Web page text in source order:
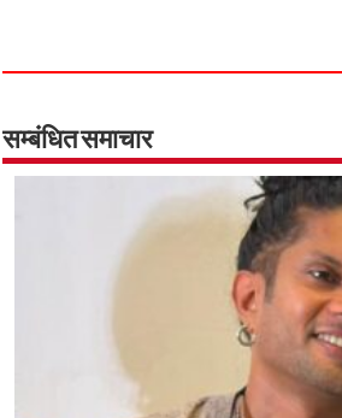
e
o
o
t
A
p
t
r
e
a
m
i
y
n
k
r
सम्बंधित समाचार